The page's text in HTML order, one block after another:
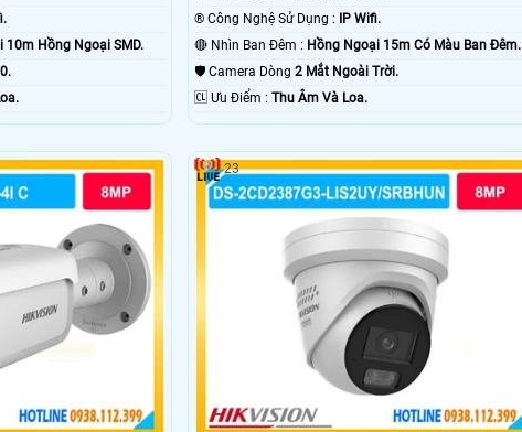
10m Hồng Ngoại SMD.
®️ Công Nghệ Sử Dụng : IP Wifi.
🔴 Nhìn Ban Đêm : Hồng Ngoại 15m Có Màu Ban Ðêm.
🛡 Camera Dòng2 Mắt Ngoài Trời.
️🆑 Ưu Điểm :Thu Âm Và Loa.
23